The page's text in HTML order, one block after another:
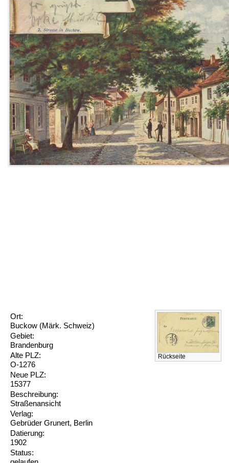
Rückseite
Ort:
Buckow (Märk. Schweiz)
Gebiet:
Brandenburg
Alte PLZ:
O-1276
Neue PLZ:
15377
Beschreibung:
Straßenansicht
Verlag:
Gebrüder Grunert, Berlin
Datierung:
1902
Status: